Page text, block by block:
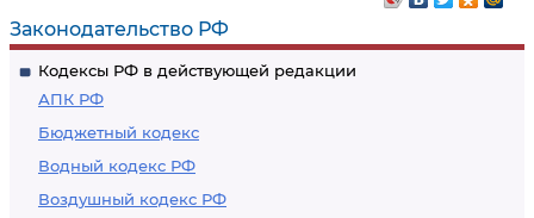
Законодательство РФ
Кодексы РФ в действующей редакции
АПК РФ
Бюджетный кодекс
Водный кодекс РФ
Воздушный кодекс РФ
транзиту правил,
предусмотренных
настоящим